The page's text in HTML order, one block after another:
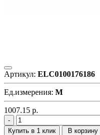
Артикул: ELC0100176186
Ед.измерения: М
1007.15 р.
Купить в 1 клик В корзину